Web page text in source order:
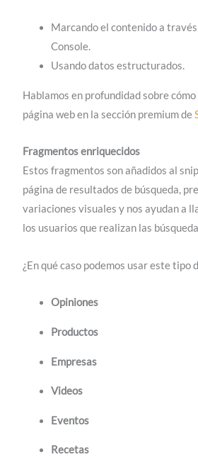
Marcando el contenido a
Console.
Usando datos estructurados.
Hablamos en profundidad sobre
página web en la sección premium de
Fragmentos enriquecidos
Estos fragmentos son añadidos al
página de resultados de búsqueda,
variaciones visuales y nos ayudan a
los usuarios que realizan las
¿En qué caso podemos usar este tipo
Opiniones
Productos
Empresas
Videos
Eventos
Recetas